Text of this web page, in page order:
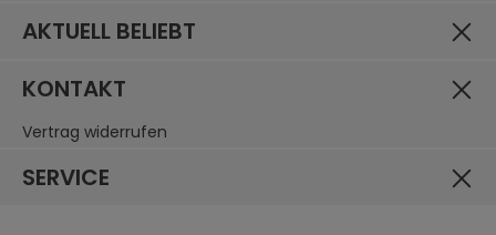
AKTUELL BELIEBT
KONTAKT
Vertrag widerrufen
SERVICE